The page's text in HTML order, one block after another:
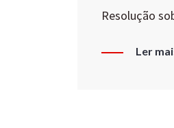
Resolução
Ler